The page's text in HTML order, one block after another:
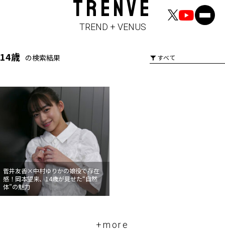
TRENVE
TREND + VENUS
14歳 の検索結果
菅井友香×中村ゆりかの娘役で存在
感！岡本望来、14歳が見せた“自然
体”の魅力
+more